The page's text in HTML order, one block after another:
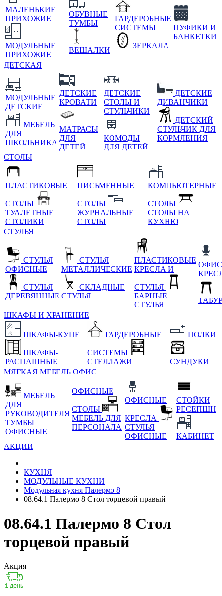
МАЛЕНЬКИЕ
ПРИХОЖИЕ
МОДУЛЬНЫЕ
ПРИХОЖИЕ
ОБУВНЫЕ
ТУМБЫ
ВЕШАЛКИ
ГАРДЕРОБНЫЕ
СИСТЕМЫ
ЗЕРКАЛА
ПУФИКИ И
БАНКЕТКИ
ДЕТСКАЯ
МОДУЛЬНЫЕ
ДЕТСКИЕ
МЕБЕЛЬ
ДЛЯ
ШКОЛЬНИКА
ДЕТСКИЕ
КРОВАТИ
МАТРАСЫ
ДЛЯ
ДЕТЕЙ
ДЕТСКИЕ
СТОЛЫ И
СТУЛЬЧИКИ
КОМОДЫ
ДЛЯ ДЕТЕЙ
ДЕТСКИЕ
ДИВАНЧИКИ
ДЕТСКИЙ
СТУЛЬЧИК ДЛЯ
КОРМЛЕНИЯ
СТОЛЫ
ПЛАСТИКОВЫЕ
СТОЛЫ
ТУАЛЕТНЫЕ
СТОЛИКИ
ПИСЬМЕННЫЕ
СТОЛЫ
ЖУРНАЛЬНЫЕ
СТОЛЫ
КОМПЬЮТЕРНЫЕ
СТОЛЫ
СТОЛЫ НА
КУХНЮ
СТУЛЬЯ
СТУЛЬЯ
ОФИСНЫЕ
СТУЛЬЯ
ДЕРЕВЯННЫЕ
СТУЛЬЯ
МЕТАЛЛИЧЕСКИЕ
СКЛАДНЫЕ
СТУЛЬЯ
ПЛАСТИКОВЫЕ
КРЕСЛА И
СТУЛЬЯ
БАРНЫЕ
СТУЛЬЯ
ШКАФЫ И ХРАНЕНИЕ
ШКАФЫ-КУПЕ
ШКАФЫ-
РАСПАШНЫЕ
ГАРДЕРОБНЫЕ
СИСТЕМЫ
СТЕЛЛАЖИ
ПОЛКИ
СУНДУКИ
МЯГКАЯ МЕБЕЛЬ ОФИС
МЕБЕЛЬ
ДЛЯ
РУКОВОДИТЕЛЯ
ТУМБЫ
ОФИСНЫЕ
ОФИСНЫЕ
СТОЛЫ
МЕБЕЛЬ ДЛЯ
ПЕРСОНАЛА
ОФИСНЫЕ
КРЕСЛА
СТУЛЬЯ
ОФИСНЫЕ
СТОЙКИ
РЕСЕПШН
КАБИНЕТ
АКЦИИ
КУХНЯ
МОДУЛЬНЫЕ КУХНИ
Модульная кухня Палермо 8
08.64.1 Палермо 8 Стол торцевой правый
08.64.1 Палермо 8 Стол
торцевой правый
Акция